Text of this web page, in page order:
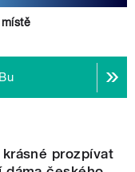
prozpívat